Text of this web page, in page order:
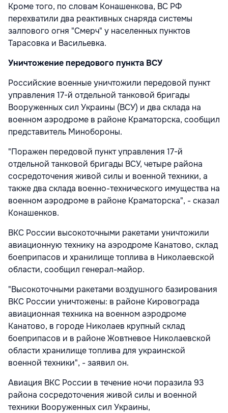
Кроме того, по словам Конашенкова, ВС РФ
перехватили два реактивных снаряда системы
залпового огня "Смерч" у населенных пунктов
Тарасовка и Васильевка.
Уничтожение передового пункта ВСУ
Российские военные уничтожили передовой пункт
управления 17-й отдельной танковой бригады
Вооруженных сил Украины (ВСУ) и два склада на
военном аэродроме в районе Краматорска, сообщил
представитель Минобороны.
"Поражен передовой пункт управления 17-й
отдельной танковой бригады ВСУ, четыре района
сосредоточения живой силы и военной техники, а
также два склада военно-технического имущества на
военном аэродроме в районе Краматорска", - сказал
Конашенков.
ВКС России высокоточными ракетами уничтожили
авиационную технику на аэродроме Канатово, склад
боеприпасов и хранилище топлива в Николаевской
области, сообщил генерал-майор.
"Высокоточными ракетами воздушного базирования
ВКС России уничтожены: в районе Кировограда
авиационная техника на военном аэродроме
Канатово, в городе Николаев крупный склад
боеприпасов и в районе Жовтневое Николаевской
области хранилище топлива для украинской
военной техники", - заявил он.
Авиация ВКС России в течение ночи поразила 93
района сосредоточения живой силы и военной
техники Вооруженных сил Украины,